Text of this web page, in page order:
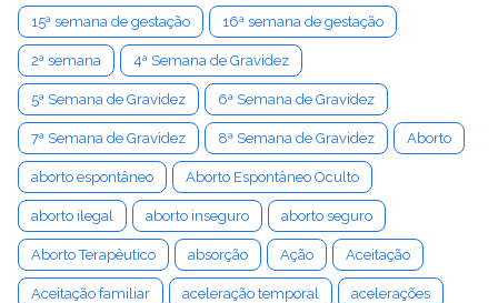
15ª semana de gestação 16ª semana de gestação
2ª semana 4ª Semana de Gravidez
5ª Semana de Gravidez 6ª Semana de Gravidez
7ª Semana de Gravidez 8ª Semana de Gravidez Aborto
aborto espontâneo Aborto Espontâneo Oculto
aborto ilegal aborto inseguro aborto seguro
Aborto Terapêutico absorção Ação Aceitação
Aceitação familiar aceleração temporal acelerações